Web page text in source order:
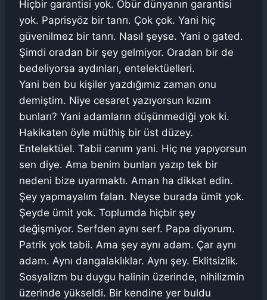
Hiçbir garantisi yok. Öbür dünyanın garantisi
yok. Paprisyöz bir tanrı. Çok çok. Yani hiç
güvenilmez bir tanrı. Nasıl şeyse. Yani o gated.
Şimdi oradan bir şey gelmiyor. Oradan bir de
bedeliyorsa aydınları, entelektüelleri.
Yani ben bu kişiler yazdığımız zaman onu
demiştim. Niye cesaret yazıyorsun kızım
bunları? Yani adamların düşünmediği yok ki.
Hakikaten öyle müthiş bir üst düzey.
Entelektüel. Tabii canım yani. Hiç ne yapıyorsun
sen diye. Ama benim bunları yazıp tek bir
nedeni bize uyarmaktı. Aman ha dikkat edin.
Şey yapmayalım falan. Neyse burada ümit yok.
Şeyde ümit yok. Toplumda hiçbir şey
değişmiyor. Serfden aynı serf. Papa diyorum.
Patrik yok tabii. Ama şey aynı adam. Çar aynı
adam. Aynı dangalaklıklar. Aynı şey. Eklitsizlik.
Sosyalizm bu duygu halinin üzerinde, nihilizmin
üzerinde yükseldi. Bir kendine yer buldu